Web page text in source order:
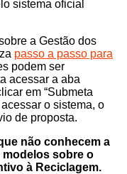
sistema oficial
a Gestão dos
passo a passo para
podem ser
acessar a aba
em “Submeta
o sistema, o
de proposta.
não conhecem a
modelos sobre o
à Reciclagem.